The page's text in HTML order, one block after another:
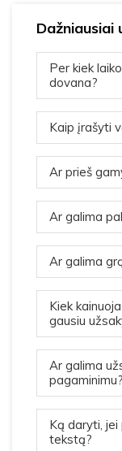
Dažniausiai
Per kiek
dovana?
Kaip įrašyti
Ar prieš
Ar galima
Ar galima
Kiek
gausiu
Ar galima
pagaminimu?
Ką daryti,
tekstą?